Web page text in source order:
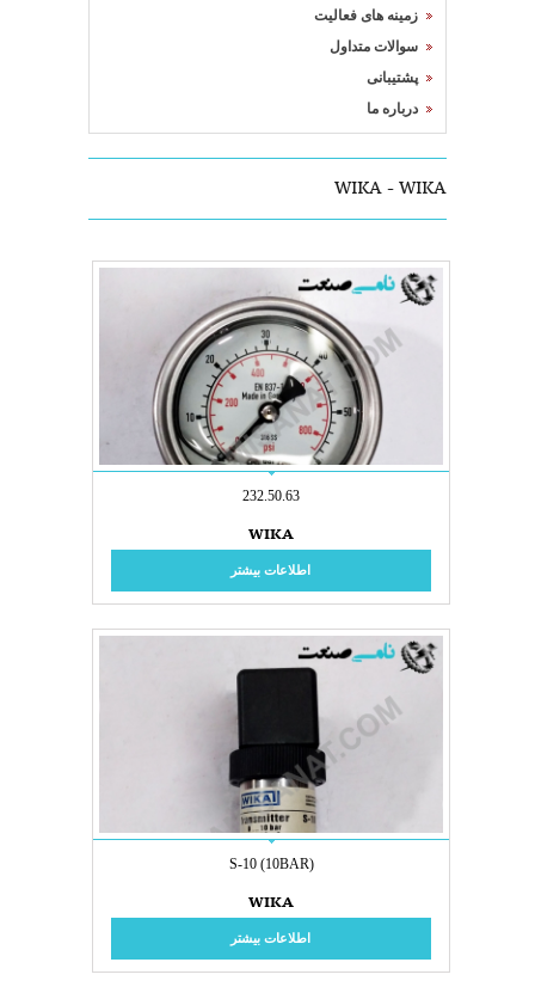
زمینه های فعالیت
سوالات متداول
پشتیبانی
درباره ما
WIKA - WIKA
232.50.63
WIKA
اطلاعات بیشتر
S-10 (10BAR)
WIKA
اطلاعات بیشتر